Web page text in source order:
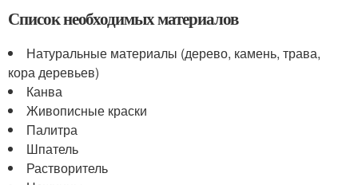
Список необходимых материалов
Натуральные материалы (дерево, камень, трава,
кора деревьев)
Канва
Живописные краски
Палитра
Шпатель
Растворитель